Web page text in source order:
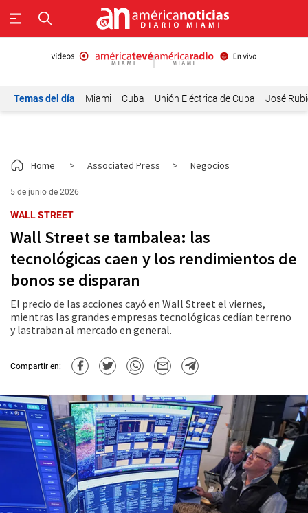
Temas del día Miami Cuba Unión Eléctrica de Cuba José
Home > Associated Press > Negocios
5 de junio de 2026
WALL STREET
Wall Street se tambalea: las
tecnológicas caen y los rendimientos de
bonos se disparan
El precio de las acciones cayó en Wall Street el viernes,
mientras las grandes empresas tecnológicas cedían terreno
y lastraban al mercado en general.
Compartir en: